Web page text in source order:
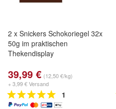
2 x Snickers Schokoriegel 32x
50g im praktischen
Thekendisplay
39,99 € (12,50 €/kg)
+ 3,99 € Versand
1